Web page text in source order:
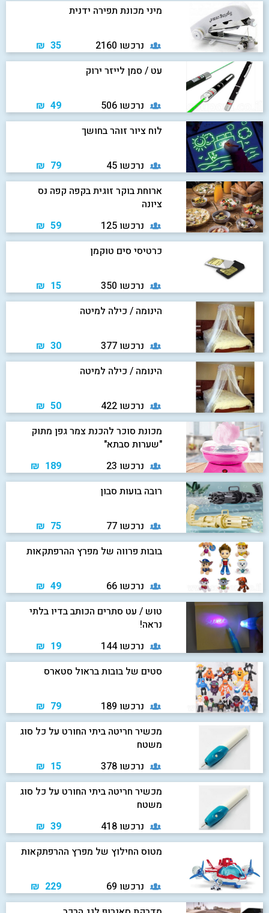
מיני מכונת תפירה ידנית
נרכשו 2160
35 ₪
עט / סמן לייזר ירוק
נרכשו 506
49 ₪
לוח ציור זוהר בחושך
נרכשו 45
79 ₪
ארוחת בוקר זוגית בקפה קפה נס
ציונה
נרכשו 125
59 ₪
כרטיסי סים טוקמן
נרכשו 350
15 ₪
הינומה / כילה למיטה
נרכשו 377
30 ₪
הינומה / כילה למיטה
נרכשו 422
50 ₪
מכונת סוכר להכנת צמר גפן מתוק
"שערות סבתא"
נרכשו 23
189 ₪
רובה בועות סבון
נרכשו 77
75 ₪
בובות פרווה של מפרץ ההרפתקאות
נרכשו 66
49 ₪
טוש / עט סתרים הכותב בדיו בלתי
נראה!
נרכשו 144
19 ₪
סטים של בובות בראול סטארס
נרכשו 189
79 ₪
מכשיר חריטה ביתי החורט על כל סוג
משטח
נרכשו 378
15 ₪
מכשיר חריטה ביתי החורט על כל סוג
משטח
נרכשו 418
39 ₪
מטוס החילוץ של מפרץ ההרפתקאות
נרכשו 69
229 ₪